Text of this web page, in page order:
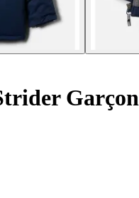
Garçon